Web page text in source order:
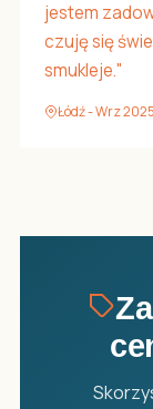
jestem
czuję się
smukleje."
Łódź - Wrz 2025